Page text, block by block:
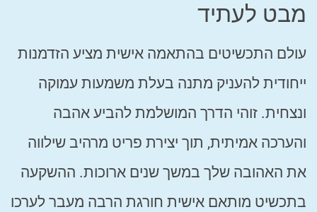
מבט לעתיד
עולם התכשיטים בהתאמה אישית מציע הזדמנות
ייחודית להעניק מתנה בעלת משמעות עמוקה
ונצחית. זוהי הדרך המושלמת להביע אהבה
והערכה אמיתית, תוך יצירת פריט מרהיב שילווה
את האהובה שלך במשך שנים ארוכות. ההשקעה
בתכשיט מותאם אישית חורגת הרבה מעבר לערכו